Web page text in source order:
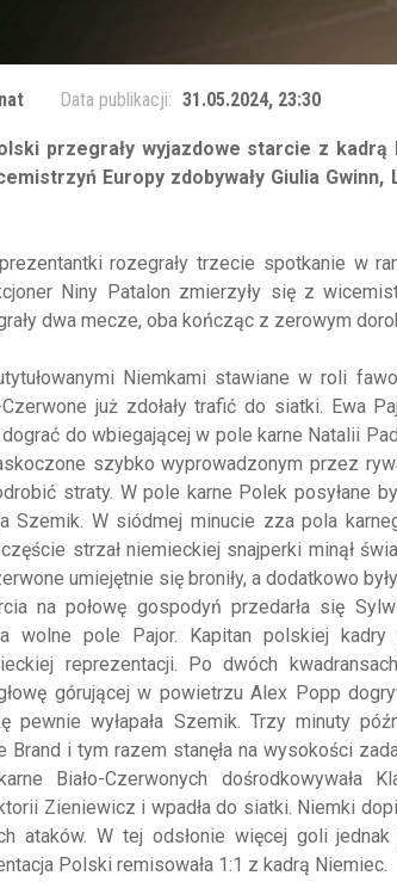
Data publikacji: 31.05.2024, 23:30
przegrały wyjazdowe starcie z
Europy zdobywały Giulia
rozegrały trzecie spotkanie w
Niny Patalon zmierzyły się z
dwa mecze, oba kończąc z zerowym
Niemkami stawiane w roli
Czerwone już zdołały trafić do siatki. Ewa
do wbiegającej w pole karne Natalii
szybko wyprowadzonym przez
straty. W pole karne Polek posyłane
Szemik. W siódmej minucie zza pola
strzał niemieckiej snajperki minął
umiejętnie się broniły, a dodatkowo
na połowę gospodyń przedarła się
wolne pole Pajor. Kapitan polskiej
reprezentacji. Po dwóch
górującej w powietrzu Alex Popp
pewnie wyłapała Szemik. Trzy minuty
i tym razem stanęła na wysokości
Biało-Czerwonych dośrodkowywała
Zieniewicz i wpadła do siatki. Niemki
ataków. W tej odsłonie więcej goli
Polski remisowała 1:1 z kadrą Niemiec.